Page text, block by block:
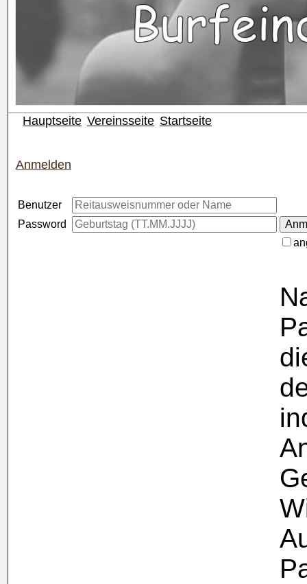
Hauptseite Vereinsseite Startseite
Anmelden
Benutzer
Password